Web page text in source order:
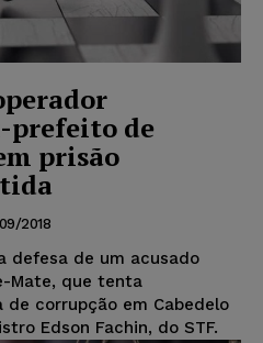
prefeito de
prisão
2018
defesa de um acusado
Mate, que tenta
corrupção em Cabedelo
Edson Fachin, do STF.